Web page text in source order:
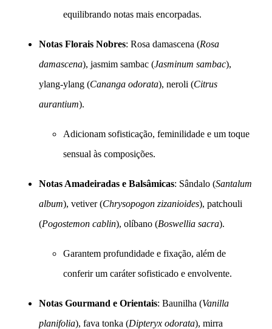
equilibrando notas mais encorpadas.
Notas Florais Nobres: Rosa damascena (Rosa
damascena), jasmim sambac (Jasminum sambac),
ylang-ylang (Cananga odorata), neroli (Citrus
aurantium).
Adicionam sofisticação, feminilidade e um toque
sensual às composições.
Notas Amadeiradas e Balsâmicas: Sândalo (Santalum
album), vetiver (Chrysopogon zizanioides), patchouli
(Pogostemon cablin), olíbano (Boswellia sacra).
Garantem profundidade e fixação, além de
conferir um caráter sofisticado e envolvente.
Notas Gourmand e Orientais: Baunilha (Vanilla
planifolia), fava tonka (Dipteryx odorata), mirra